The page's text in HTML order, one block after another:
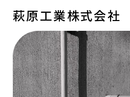
萩原工業株式会社